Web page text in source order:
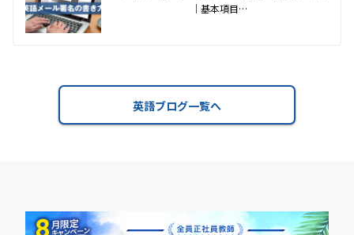
｜基本項目…
英語ブログ一覧へ